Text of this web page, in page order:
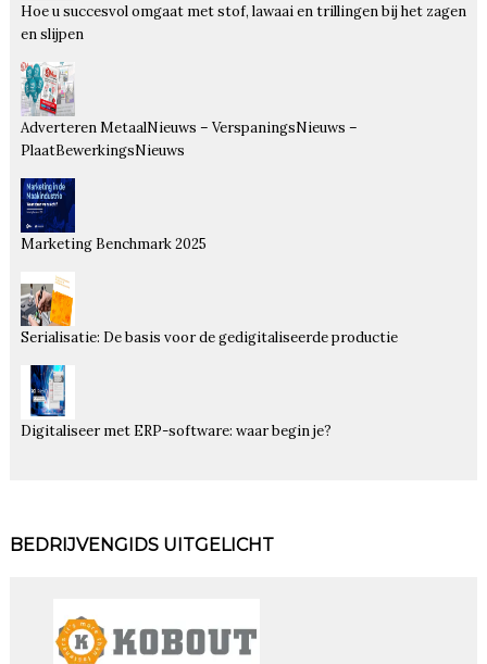
Hoe u succesvol omgaat met stof, lawaai en trillingen bij het zagen
en slijpen
Adverteren MetaalNieuws – VerspaningsNieuws –
PlaatBewerkingsNieuws
Marketing Benchmark 2025
Serialisatie: De basis voor de gedigitaliseerde productie
Digitaliseer met ERP-software: waar begin je?
BEDRIJVENGIDS UITGELICHT